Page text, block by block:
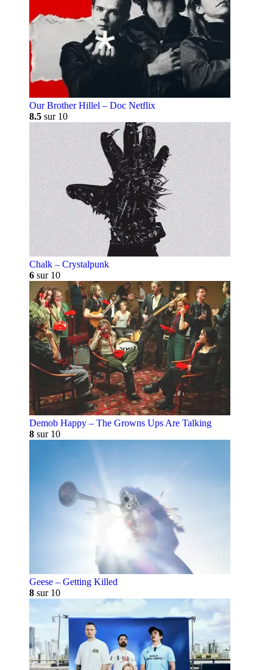
Our Brother Hillel – Doc Netflix
8.5 sur 10
Chalk – Crystalpunk
6 sur 10
Demob Happy – The Growns Ups Are Talking
8 sur 10
Geese – Getting Killed
8 sur 10